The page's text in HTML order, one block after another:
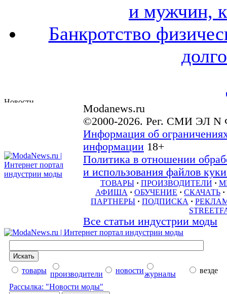
и мужчин,
Банкротство
Modanews.ru
©2000-2026. Рег. СМИ ЭЛ N
Информация об
информации 18+
Политика в отношении
и использования файлов
ТОВАРЫ · ПРОИЗВОДИТЕЛИ ·
АФИША · ОБУЧЕНИЕ · СКАЧАТЬ ·
ПАРТНЕРЫ · ПОДПИСКА ·
Все статьи индустрии моды
товары производители новостижурналы
везде
Рассылка: "Новости моды"